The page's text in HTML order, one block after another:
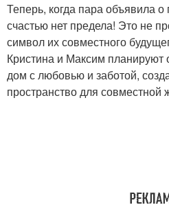
Теперь, когда пара объявила о
счастью нет предела! Это не
символ их совместного
Кристина и Максим планируют
дом с любовью и заботой,
пространство для совместной